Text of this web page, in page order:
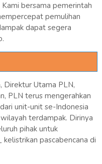
bersama pemerintah
pemulihan
dapat segera
Direktur Utama PLN,
PLN terus mengerahkan
unit-unit se-Indonesia
terdampak. Dirinya
pihak untuk
pascabencana di